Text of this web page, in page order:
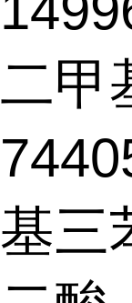
二甲
基三